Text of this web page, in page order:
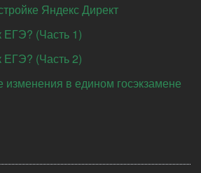
Яндекс Директ
ЕГЭ? (Часть 1)
ЕГЭ? (Часть 2)
изменения в едином госэкзамене